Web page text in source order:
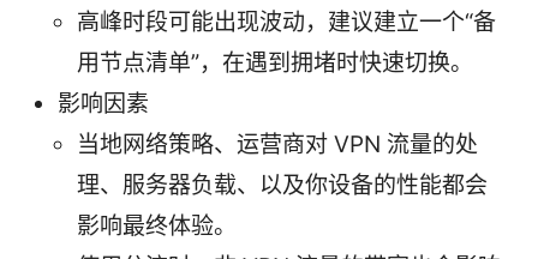
高峰时段可能出现波动，建议建立一个“备
用节点清单”，在遇到拥堵时快速切换。
影响因素
当地网络策略、运营商对 VPN 流量的处
理、服务器负载、以及你设备的性能都会
影响最终体验。